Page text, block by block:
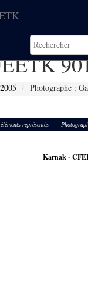
2005 Photographe :
représentés